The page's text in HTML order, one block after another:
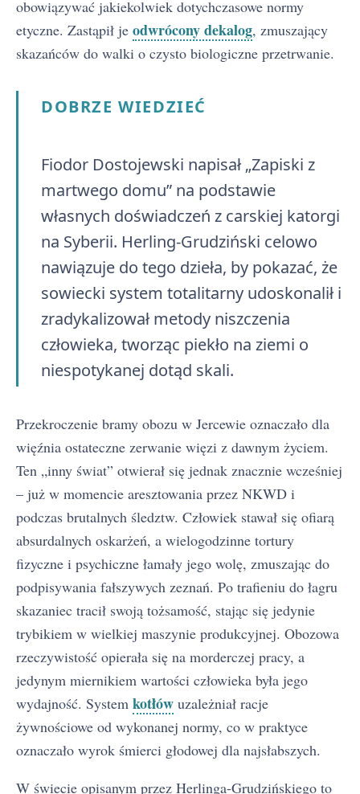
obowiązywać jakiekolwiek dotychczasowe normy
etyczne. Zastąpił je odwrócony dekalog, zmuszający
skazańców do walki o czysto biologiczne przetrwanie.
DOBRZE WIEDZIEĆ
Fiodor Dostojewski napisał „Zapiski z
martwego domu” na podstawie
własnych doświadczeń z carskiej katorgi
na Syberii. Herling-Grudziński celowo
nawiązuje do tego dzieła, by pokazać, że
sowiecki system totalitarny udoskonalił i
zradykalizował metody niszczenia
człowieka, tworząc piekło na ziemi o
niespotykanej dotąd skali.
Przekroczenie bramy obozu w Jercewie oznaczało dla
więźnia ostateczne zerwanie więzi z dawnym życiem.
Ten „inny świat” otwierał się jednak znacznie wcześniej
– już w momencie aresztowania przez NKWD i
podczas brutalnych śledztw. Człowiek stawał się ofiarą
absurdalnych oskarżeń, a wielogodzinne tortury
fizyczne i psychiczne łamały jego wolę, zmuszając do
podpisywania fałszywych zeznań. Po trafieniu do łagru
skazaniec tracił swoją tożsamość, stając się jedynie
trybikiem w wielkiej maszynie produkcyjnej. Obozowa
rzeczywistość opierała się na morderczej pracy, a
jedynym miernikiem wartości człowieka była jego
wydajność. System kotłów uzależniał racje
żywnościowe od wykonanej normy, co w praktyce
oznaczało wyrok śmierci głodowej dla najsłabszych.
W świecie opisanym przez Herlinga-Grudzińskiego to